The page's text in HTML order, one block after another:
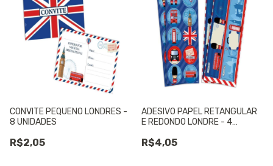
CONVITE PEQUENO LONDRES -
8 UNIDADES
R$2,05
ADESIVO PAPEL RETANGULAR
E REDONDO LONDRE - 4
R$4,05